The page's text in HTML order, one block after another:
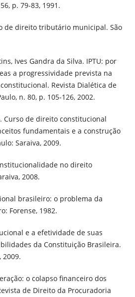
p. 79-83, 1991.
de direito tributário municipal. São
Ives Gandra da Silva. IPTU: por
a progressividade prevista na
Revista Dialética de
n. 80, p. 105-126, 2002.
Curso de direito constitucional
fundamentais e a construção
Saraiva, 2009.
no direito
2008.
brasileiro: o problema da
Forense, 1982.
e a efetividade de suas
da Constituição Brasileira.
2009.
o colapso financeiro dos
de Direito da Procuradoria